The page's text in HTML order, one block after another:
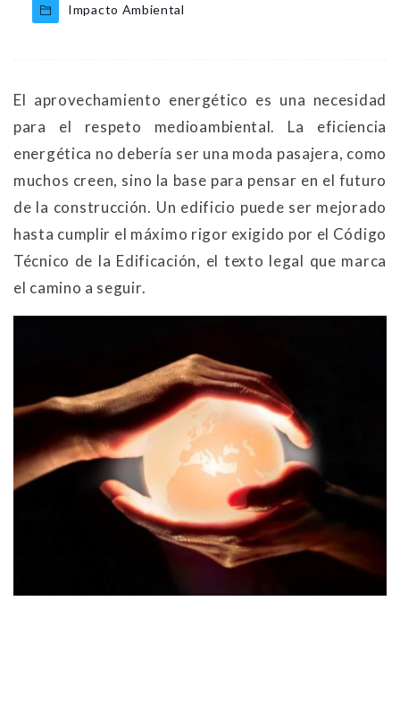
Impacto Ambiental
El aprovechamiento energético es una necesidad
para el respeto medioambiental. La eficiencia
energética no debería ser una moda pasajera, como
muchos creen, sino la base para pensar en el futuro
de la construcción. Un edificio puede ser mejorado
hasta cumplir el máximo rigor exigido por el Código
Técnico de la Edificación, el texto legal que marca
el camino a seguir.